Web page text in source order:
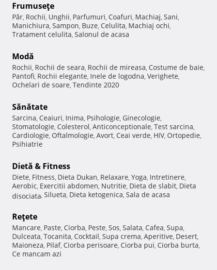
Frumuseţe
Păr, Rochii, Unghii, Parfumuri, Coafuri, Machiaj, Sani,
Manichiura, Sampon, Buze, Celulita, Machiaj ochi,
Tratament celulita, Salonul de acasa
Modă
Rochii, Rochii de seara, Rochii de mireasa, Costume de baie,
Pantofi, Rochii elegante, Inele de logodna, Verighete,
Ochelari de soare, Tendinte 2020
Sănătate
Sarcina, Ceaiuri, Inima, Psihologie, Ginecologie,
Stomatologie, Colesterol, Anticonceptionale, Test sarcina,
Cardiologie, Oftalmologie, Avort, Ceai verde, HIV, Ortopedie,
Psihiatrie
Dietă & Fitness
Diete, Fitness, Dieta Dukan, Relaxare, Yoga, Intretinere,
Aerobic, Exercitii abdomen, Nutritie, Dieta de slabit, Dieta
disociata, Silueta, Dieta ketogenica, Sala de acasa
Reţete
Mancare, Paste, Ciorba, Peste, Sos, Salata, Cafea, Supa,
Dulceata, Tocanita, Cocktail, Supa crema, Aperitive, Desert,
Maioneza, Pilaf, Ciorba perisoare, Ciorba pui, Ciorba burta,
Ce mancam azi